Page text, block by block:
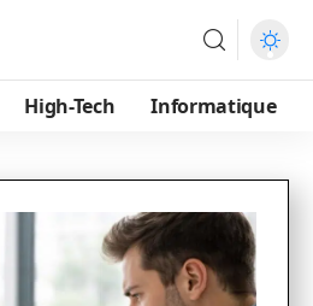
High-Tech Informatique